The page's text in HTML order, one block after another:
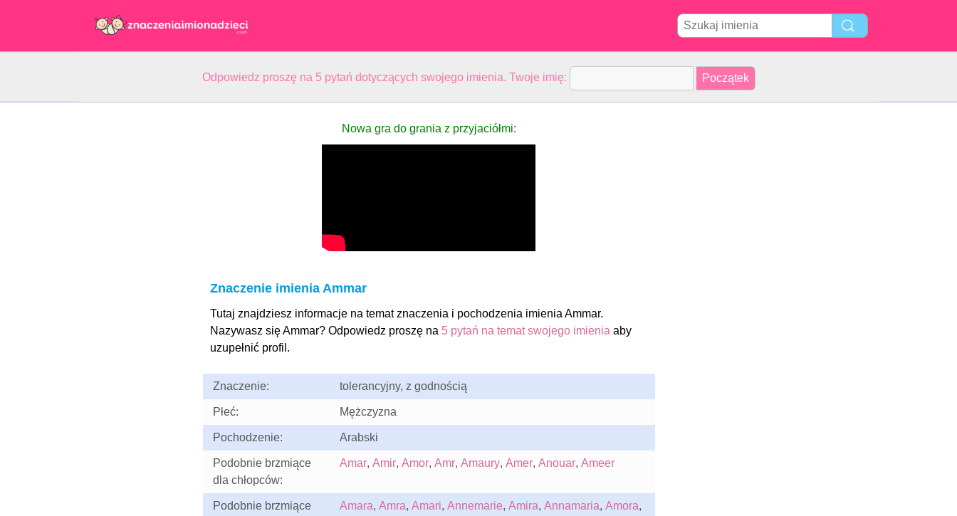
Odpowiedz proszę na 5 pytań dotyczących swojego imienia. Twoje imię:
Nowa gra do grania z przyjaciółmi:
Znaczenie imienia Ammar
Tutaj znajdziesz informacje na temat znaczenia i pochodzenia imienia Ammar.
Nazywasz się Ammar? Odpowiedz proszę na 5 pytań na temat swojego imienia aby
uzupełnić profil.
Znaczenie: tolerancyjny, z godnością
Płeć: Mężczyzna
Pochodzenie: Arabski
Podobnie brzmiące
dla chłopców:
Amar, Amir, Amor, Amr, Amaury, Amer, Anouar, Ameer
Podobnie brzmiące
Amara, Amra, Amari, Annemarie, Amira, Annamaria, Amora,